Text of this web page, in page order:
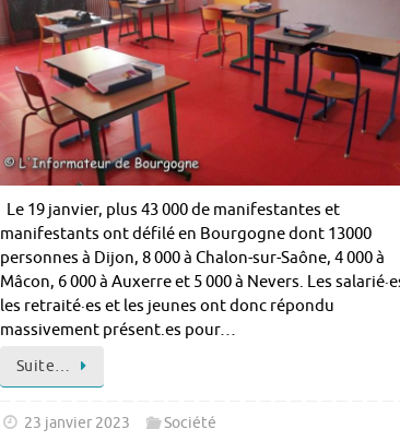
Le 19 janvier, plus 43 000 de manifestantes et
manifestants ont défilé en Bourgogne dont 13000
personnes à Dijon, 8 000 à Chalon-sur-Saône, 4 000 à
Mâcon, 6 000 à Auxerre et 5 000 à Nevers. Les
les retraité·es et les jeunes ont donc répondu
massivement présent.es pour…
Suite…
23 janvier 2023 Société